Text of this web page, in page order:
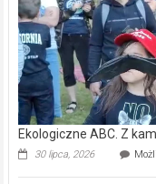
Ekologiczne ABC. Z
30 lipca, 2026